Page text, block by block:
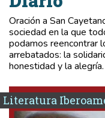
Oración a San
sociedad en la que
podamos reencontrar
arrebatados: la
honestidad y la alegría.
Literatura